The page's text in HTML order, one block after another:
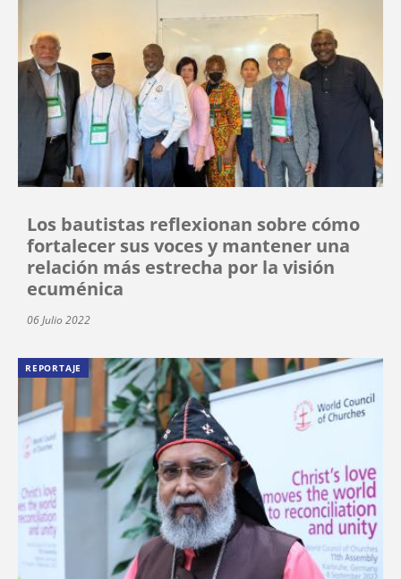
Los bautistas reflexionan sobre cómo
fortalecer sus voces y mantener una
relación más estrecha por la visión
ecuménica
06 Julio 2022
REPORTAJE